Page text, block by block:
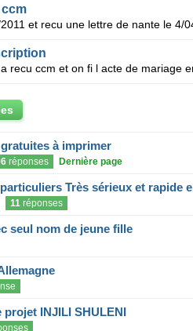
à imprimer
réponses Dernière page
Très sérieux et rapide e
11réponses
seul nom de jeune fille
INJILI SHULENI